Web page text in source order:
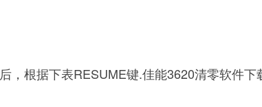
，根据下表RESUME键.佳能3620清零软件下